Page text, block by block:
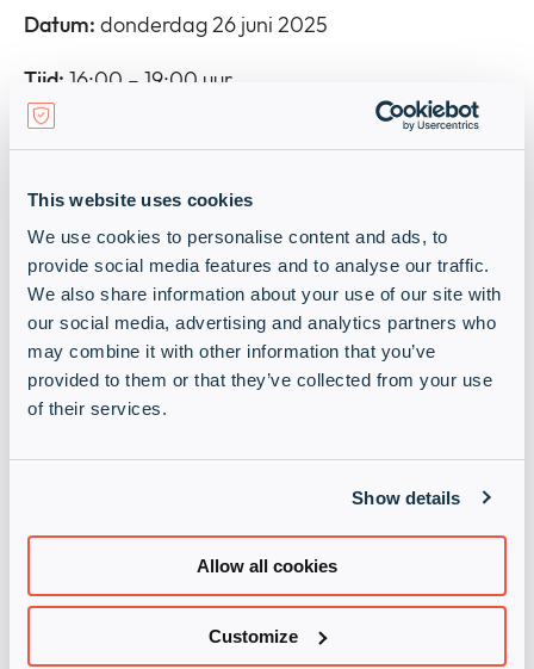
This website uses cookies
We use cookies to personalise content and ads, to
provide social media features and to analyse our traffic.
We also share information about your use of our site with
our social media, advertising and analytics partners who
may combine it with other information that you’ve
provided to them or that they’ve collected from your use
of their services.
Show details
Allow all cookies
Customize
Datum: donderdag 26 juni 2025
Tijd: 16:00 – 19:00 uur
Locatie:
Savannahweg 71H, 3542 AW, Utrecht
Zien we jou daar? Meld je aan via het formulier!